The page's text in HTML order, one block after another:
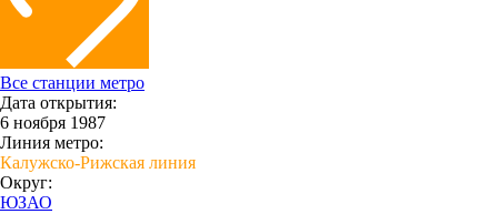
Все станции метро
Дата открытия:
6 ноября 1987
Линия метро:
Калужско-Рижская линия
Округ:
ЮЗАО